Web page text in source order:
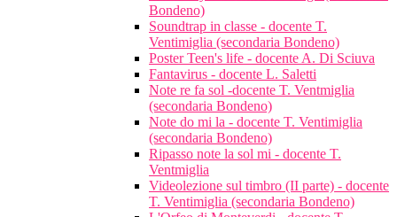
Bondeno)
Soundtrap in classe - docente T.
Ventimiglia (secondaria Bondeno)
Poster Teen's life - docente A. Di Sciuva
Fantavirus - docente L. Saletti
Note re fa sol -docente T. Ventmiglia
(secondaria Bondeno)
Note do mi la - docente T. Ventimiglia
(secondaria Bondeno)
Ripasso note la sol mi - docente T.
Ventmiglia
Videolezione sul timbro (II parte) - docente
T. Ventimiglia (secondaria Bondeno)